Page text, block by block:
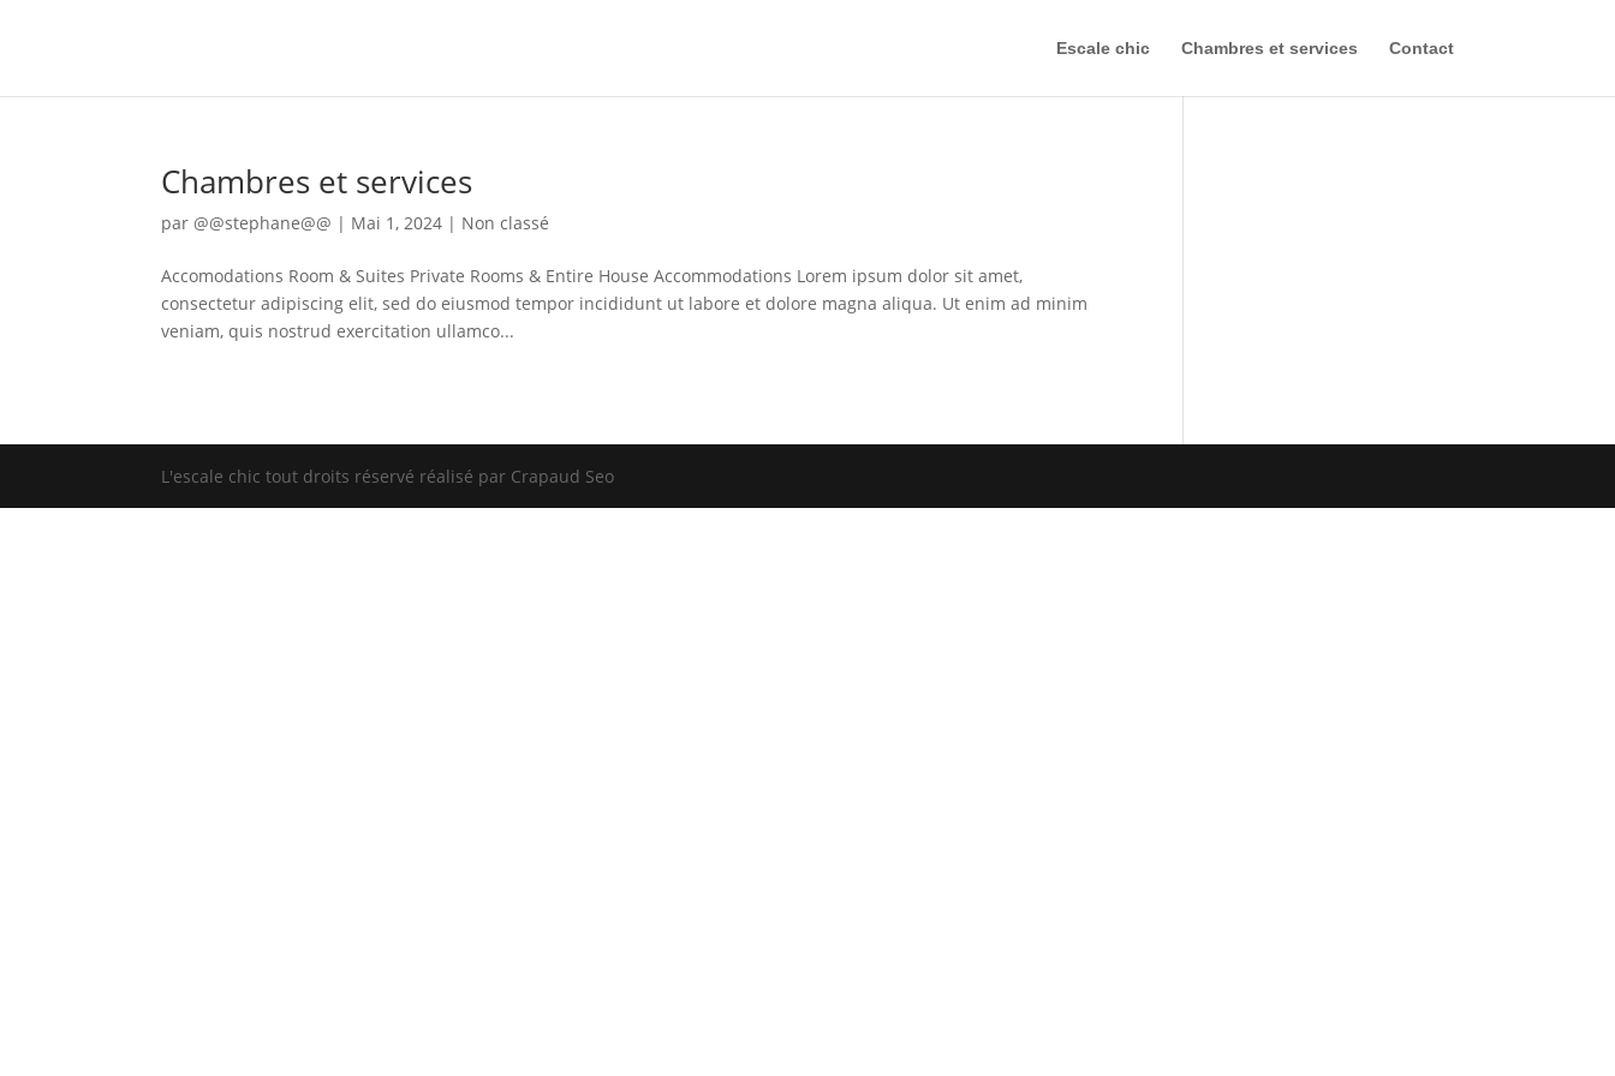
Escale chic Chambres et services Contact
Chambres et services
par @@stephane@@ | Mai 1, 2024 | Non classé
Accomodations Room & Suites Private Rooms & Entire House Accommodations Lorem ipsum dolor sit amet,
consectetur adipiscing elit, sed do eiusmod tempor incididunt ut labore et dolore magna aliqua. Ut enim ad minim
veniam, quis nostrud exercitation ullamco...
L'escale chic tout droits réservé réalisé par Crapaud Seo